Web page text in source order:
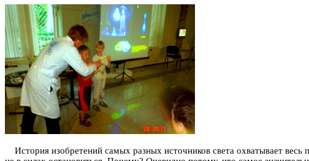
История изобретений самых разных источников света охватывает весь